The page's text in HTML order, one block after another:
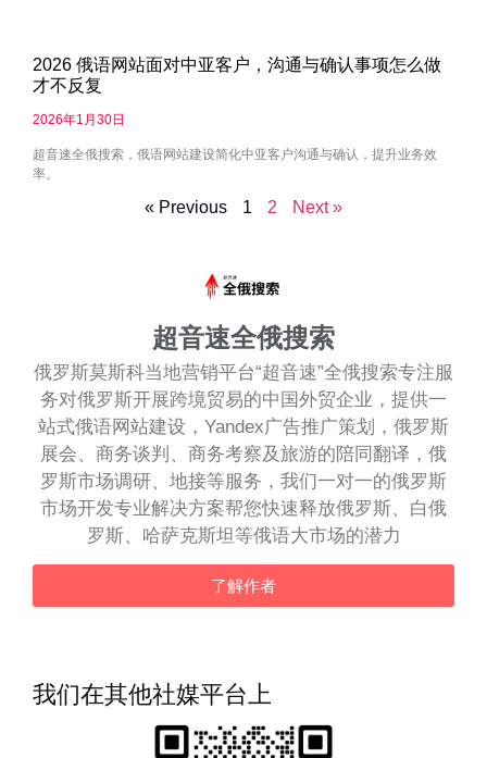
2026 俄语网站面对中亚客户，沟通与确认事项怎么做
才不反复
2026年1月30日
超音速全俄搜索，俄语网站建设简化中亚客户沟通与确认，提升业务效
率。
« Previous 1 2 Next »
超音速全俄搜索
俄罗斯莫斯科当地营销平台“超音速”全俄搜索专注服
务对俄罗斯开展跨境贸易的中国外贸企业，提供一
站式俄语网站建设，Yandex广告推广策划，俄罗斯
展会、商务谈判、商务考察及旅游的陪同翻译，俄
罗斯市场调研、地接等服务，我们一对一的俄罗斯
市场开发专业解决方案帮您快速释放俄罗斯、白俄
罗斯、哈萨克斯坦等俄语大市场的潜力
了解作者
我们在其他社媒平台上